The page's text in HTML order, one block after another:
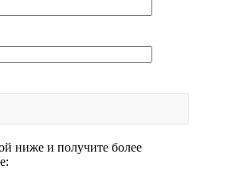
ниже и получите более